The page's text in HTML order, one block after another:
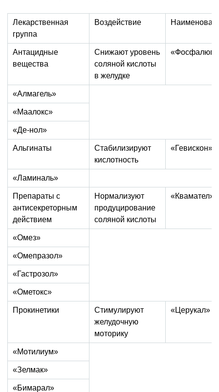
Лекарственная
группа
Воздействие
Антацидные
вещества
Снижают уровень
соляной кислоты
в желудке
«Алмагель»
«Маалокс»
«Де-нол»
Альгинаты
Стабилизируют
кислотность
«Гевискон»
«Ламиналь»
Препараты с
антисекреторным
действием
Нормализуют
продуцирование
соляной кислоты
«Квамател»
«Омез»
«Омепразол»
«Гастрозол»
«Ометокс»
Прокинетики
Стимулируют
желудочную
моторику
«Церукал»
«Мотилиум»
«Зелмак»
«Бимарал»